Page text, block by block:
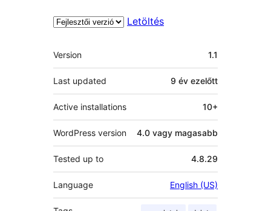
Letöltés
Meta
Version 1.1
Last updated 9 év ezelőtt
Active installations 10+
WordPress version 4.0 vagy magasabb
Tested up to 4.8.29
Language English (US)